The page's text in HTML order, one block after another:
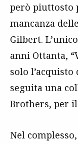
però piuttosto
mancanza
Gilbert.
anni Ottanta,
solo l’acquisto
seguita una
Brothers, per
Nel